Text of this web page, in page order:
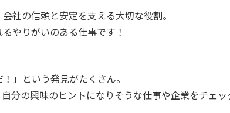
社の信頼と安定を支える大切な役割。
やりがいのある仕事です！
」という発見がたくさん。
分の興味のヒントになりそうな仕事や企業をチェ